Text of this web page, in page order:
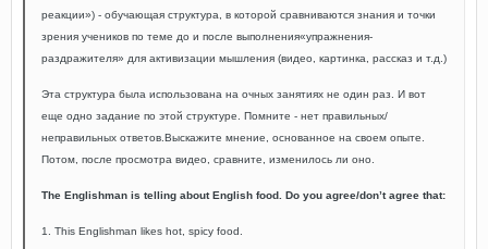
реакции») - обучающая структура, в которой сравниваются знания и точки
зрения учеников по теме до и после выполнения«упражнения-
раздражителя» для активизации мышления (видео, картинка, рассказ и т.д.)
Эта структура была использована на очных занятиях не один раз. И вот
еще одно задание по этой структуре. Помните - нет правильных/
неправильных ответов. Выскажите мнение, основанное на своем опыте.
Потом, после просмотра видео, сравните, изменилось ли оно.
The Englishman is telling about English food. Do you agree/don’t agree that:
1. This Englishman likes hot, spicy food.